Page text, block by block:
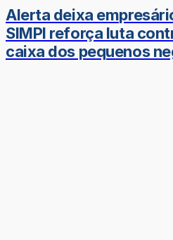
Alerta deixa
SIMPI reforça luta
caixa dos pequenos